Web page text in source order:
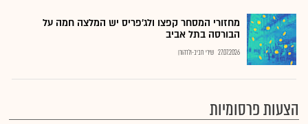
מחזורי המסחר קפצו ולג'פריס יש המלצה חמה על
הבורסה בתל אביב
27.07.2026 שירי חביב-ולדהורן
הצעות פרסומיות